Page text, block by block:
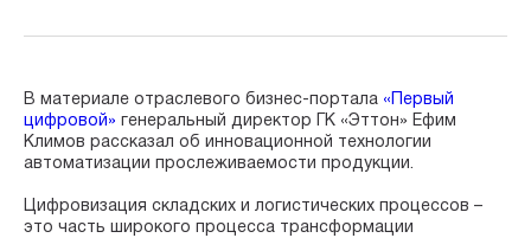
В материале отраслевого бизнес-портала «Первый
цифровой» генеральный директор ГК «Эттон» Ефим
Климов рассказал об инновационной технологии
автоматизации прослеживаемости продукции.
Цифровизация складских и логистических процессов –
это часть широкого процесса трансформации